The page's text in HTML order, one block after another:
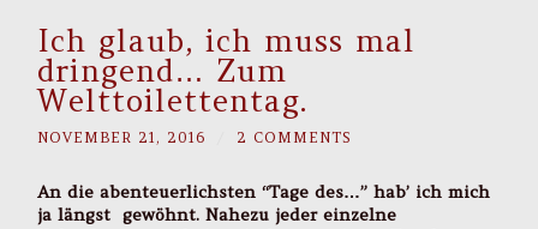
Ich glaub, ich muss mal
dringend… Zum
Welttoilettentag.
NOVEMBER 21, 2016 2 COMMENTS
An die abenteuerlichsten “Tage des…” hab’ ich mich
ja längst gewöhnt. Nahezu jeder einzelne